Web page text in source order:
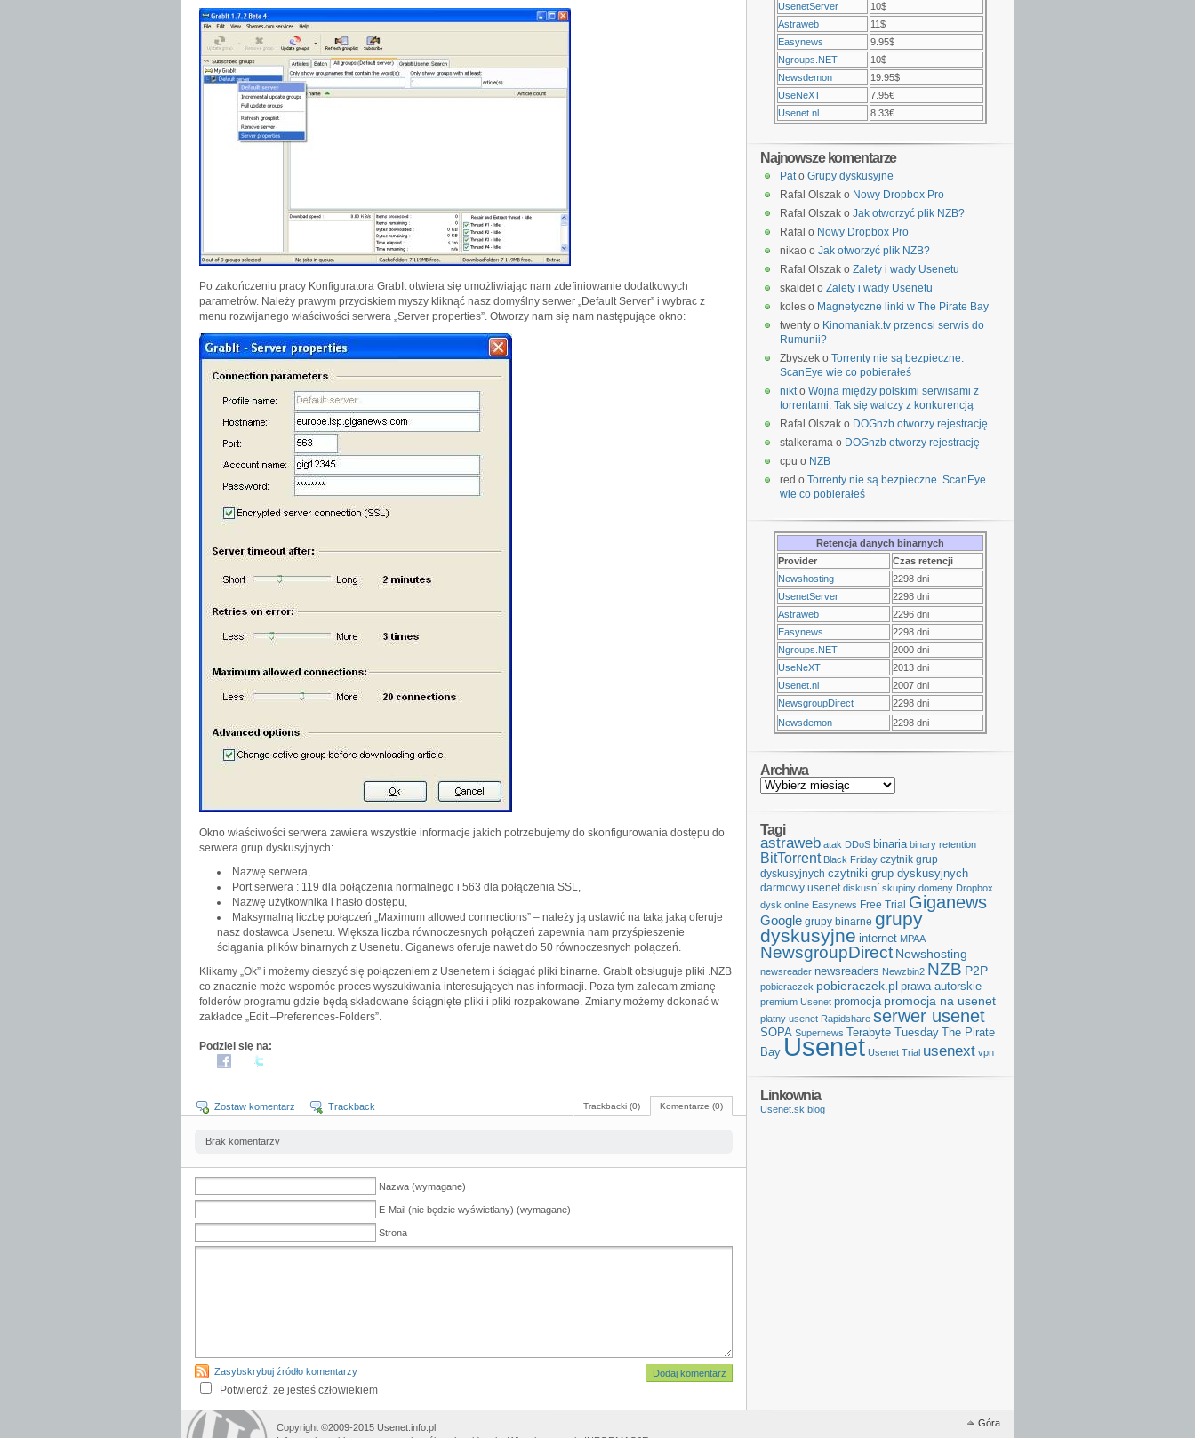
Po zakończeniu pracy Konfiguratora GrabIt otwiera się umożliwiając nam zdefiniowanie dodatkowych
parametrów. Należy prawym przyciskiem myszy kliknąć nasz domyślny serwer „Default Server” i wybrac z
menu rozwijanego właściwości serwera „Server properties”. Otworzy nam się nam następujące okno:
Okno właściwości serwera zawiera wszystkie informacje jakich potrzebujemy do skonfigurowania dostępu do
serwera grup dyskusyjnych:
Nazwę serwera,
Port serwera : 119 dla połączenia normalnego i 563 dla połączenia SSL,
Nazwę użytkownika i hasło dostępu,
Maksymalną liczbę połączeń „Maximum allowed connections” – należy ją ustawić na taką jaką oferuje
nasz dostawca Usenetu. Większa liczba równoczesnych połączeń zapewnia nam przyśpieszenie
ściągania plików binarnych z Usenetu. Giganews oferuje nawet do 50 równoczesnych połączeń.
Klikamy „Ok” i możemy cieszyć się połączeniem z Usenetem i ściągać pliki binarne. GrabIt obsługuje pliki .NZB
co znacznie może wspomóc proces wyszukiwania interesujących nas informacji. Poza tym zalecam zmianę
folderów programu gdzie będą składowane ściągnięte pliki i pliki rozpakowane. Zmiany możemy dokonać w
zakładce „Edit –Preferences-Folders”.
Podziel się na:
Komentarze (0)
Trackbacki (0)
Zostaw komentarz Trackback
Brak komentarzy
Nazwa (wymagane)
E-Mail (nie będzie wyświetlany) (wymagane)
Strona
Zasybskrybuj źródło komentarzy
Potwierdź, że jesteś człowiekiem
UsenetServer
10$
Astraweb
11$
Easynews
9.95$
Ngroups.NET
10$
Newsdemon
19.95$
UseNeXT
7.95€
Usenet.nl
8.33€
Najnowsze komentarze
Pato Grupy dyskusyjne
Rafal Olszak o Nowy Dropbox Pro
Rafal Olszak o Jak otworzyć plik NZB?
Rafal o Nowy Dropbox Pro
nikao o Jak otworzyć plik NZB?
Rafal Olszak o Zalety i wady Usenetu
skaldet o Zalety i wady Usenetu
koles o Magnetyczne linki w The Pirate Bay
twenty o Kinomaniak.tv przenosi serwis do
Rumunii?
Zbyszek o Torrenty nie są bezpieczne.
ScanEye wie co pobierałeś
nikto Wojna między polskimi serwisami z
torrentami. Tak się walczy z konkurencją
Rafal Olszak o DOGnzb otworzy rejestrację
stalkerama o DOGnzb otworzy rejestrację
cpu o NZB
red o Torrenty nie są bezpieczne. ScanEye
wie co pobierałeś
Retencja danych binarnych
Provider
Czas retencji
Newshosting
2298 dni
UsenetServer
2298 dni
Astraweb
2296 dni
Easynews
2298 dni
Ngroups.NET
2000 dni
UseNeXT
2013 dni
Usenet.nl
2007 dni
NewsgroupDirect
2298 dni
Newsdemon
2298 dni
Archiwa
Tagi
astraweb atak DDoS binaria binary retention
BitTorrent Black Friday czytnik grup
dyskusyjnych czytniki grup dyskusyjnych
darmowy usenet diskusní skupiny domeny Dropbox
dysk online Easynews Free Trial Giganews
Google grupy binarne grupy
dyskusyjne internet MPAA
NewsgroupDirect Newshosting
newsreader newsreaders Newzbin2 NZB P2P
pobieraczek pobieraczek.pl prawa autorskie
premium Usenet promocja promocja na usenet
płatny usenet Rapidshare serwer usenet
SOPA Supernews Terabyte Tuesday The Pirate
Bay Usenet Usenet Trial usenext vpn
Linkownia
Usenet.sk blog
Góra
Copyright ©2009-2015 Usenet.info.pl